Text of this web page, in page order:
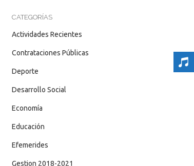
CATEGORÍAS
Actividades Recientes
Contrataciones Públicas
Deporte
Desarrollo Social
Economía
Educación
Efemerides
Gestion 2018-2021